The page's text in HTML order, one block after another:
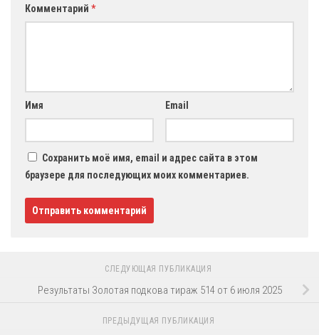
Комментарий *
Имя Email
Сохранить моё имя, email и адрес сайта в этом
браузере для последующих моих комментариев.
СЛЕДУЮЩАЯ ПУБЛИКАЦИЯ
Результаты Золотая подкова тираж 514 от 6 июля 2025
ПРЕДЫДУЩАЯ ПУБЛИКАЦИЯ